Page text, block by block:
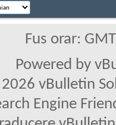
Fus orar:
Powered by
vBulletin
Engine